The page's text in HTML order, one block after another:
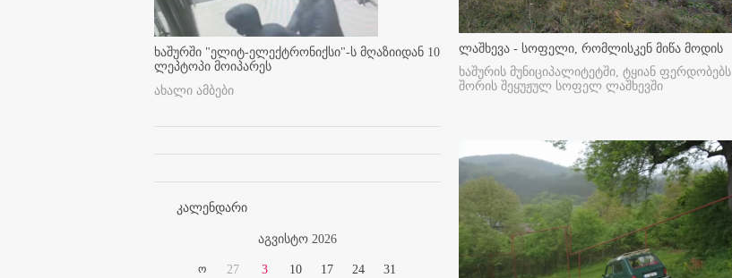
ხაშურში "ელიტ-ელექტრონიქსი"-ს მღაზიიდან 10
ლეპტოპი მოიპარეს
ახალი ამბები
კალენდარი
აგვისტო 2026
ო 27 3 10 17 24 31
ლაშხევა - სოფელი, რომლისკენ მიწა მოდის
ხაშურის მუნიციპალიტეტში, ტყიან ფერდობებს
შორის შეყუჟულ სოფელ ლაშხევში